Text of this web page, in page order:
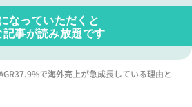
なっていただくと
記事が読み放題です
で海外売上が急成長している理由と